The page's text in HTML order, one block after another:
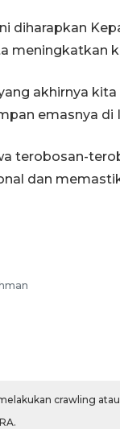
diharapkan
meningkatkan
akhirnya
emasnya di
terobosan-
dan
crawling